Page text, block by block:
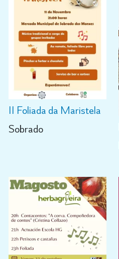
II Foliada da Maristela
Sobrado